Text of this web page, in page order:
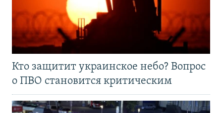
Кто защитит украинское небо? Вопрос
о ПВО становится критическим